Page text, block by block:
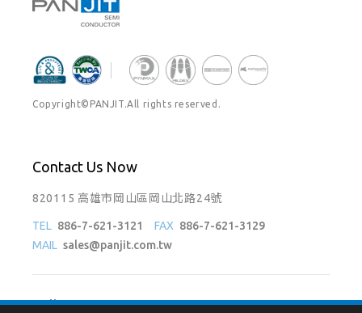
Copyright©PANJIT.All rights reserved.
Contact Us Now
820115 高雄市岡山區岡山北路24號
TEL 886-7-621-3121 FAX 886-7-621-3129
MAIL sales@panjit.com.tw
Follow Us On